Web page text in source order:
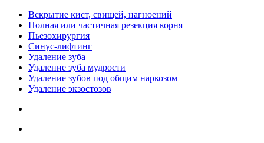
Вскрытие кист, свищей, нагноений
Полная или частичная резекция корня
Пьезохирургия
Синус-лифтинг
Удаление зуба
Удаление зуба мудрости
Удаление зубов под общим наркозом
Удаление экзостозов